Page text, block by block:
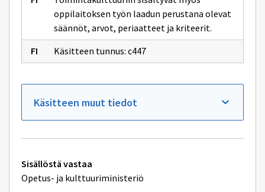
oppilaitoksen työn laadun perustana olevat
säännöt, arvot, periaatteet ja kriteerit.
Käsitteen tunnus: c447
Käsitteen muut tiedot
Tekniset
lisätiedot
Sisällöstä vastaa
Opetus- ja kulttuuriministeriö